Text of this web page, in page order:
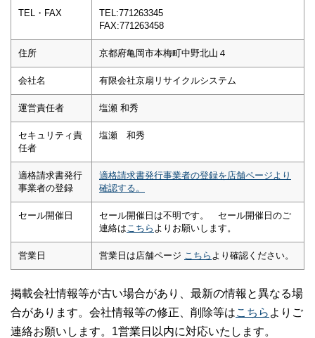
TEL・FAX
TEL:771263345
FAX:771263458
住所 京都府亀岡市本梅町中野北山４
会社名 有限会社京扇リサイクルシステム
運営責任者 塩瀬 和秀
セキュリティ責
任者
塩瀬 和秀
適格請求書発行
事業者の登録
適格請求書発行事業者の登録を店舗ページより
確認する。
セール開催日
セール開催日は不明です。 セール開催日のご
連絡は こちら よりお願いします。
営業日 営業日は店舗ページ こちら より確認ください。
掲載会社情報等が古い場合があり、最新の情報と異なる場
合があります。会社情報等の修正、削除等はこちら よりご
連絡お願いします。1営業日以内に対応いたします。